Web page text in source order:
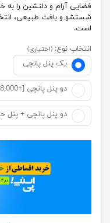
فضایی آرام و دلنشین را به
شستشو و بافت طبیعی،
است.
انتخاب نوع: (اختیاری)
یک پنل پانچی
دو پنل پانچی [+2,238,000 تومان]
دو پنل پانچی + پنل حریر وسط